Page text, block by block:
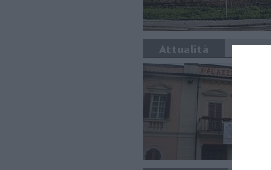
Attualità